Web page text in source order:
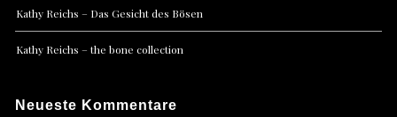
Kathy Reichs – Das Gesicht des Bösen
Kathy Reichs – the bone collection
Neueste Kommentare